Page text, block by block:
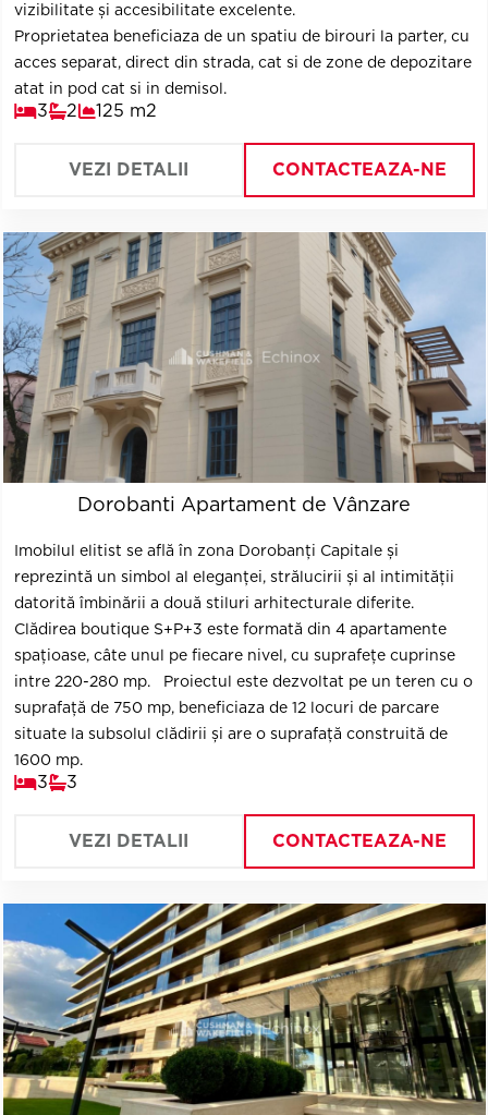
vizibilitate și accesibilitate excelente.
Proprietatea beneficiaza de un spatiu de birouri la parter, cu
acces separat, direct din strada, cat si de zone de depozitare
atat in pod cat si in demisol.
3 2 125 m2
VEZI DETALII CONTACTEAZA-NE
Dorobanti Apartament de Vânzare
Imobilul elitist se află în zona Dorobanți Capitale și
reprezintă un simbol al eleganței, strălucirii și al intimității
datorită îmbinării a două stiluri arhitecturale diferite.
Clădirea boutique S+P+3 este formată din 4 apartamente
spațioase, câte unul pe fiecare nivel, cu suprafețe cuprinse
intre 220-280 mp. Proiectul este dezvoltat pe un teren cu o
suprafață de 750 mp, beneficiaza de 12 locuri de parcare
situate la subsolul clădirii și are o suprafață construită de
1600 mp.
3 3
VEZI DETALII CONTACTEAZA-NE